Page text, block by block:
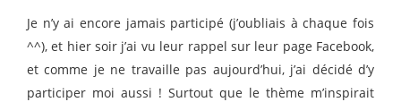
Je n’y ai encore jamais participé (j’oubliais à chaque fois
^^), et hier soir j’ai vu leur rappel sur leur page Facebook,
et comme je ne travaille pas aujourd’hui, j’ai décidé d’y
participer moi aussi ! Surtout que le thème m’inspirait